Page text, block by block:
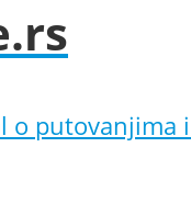
o putovanjima